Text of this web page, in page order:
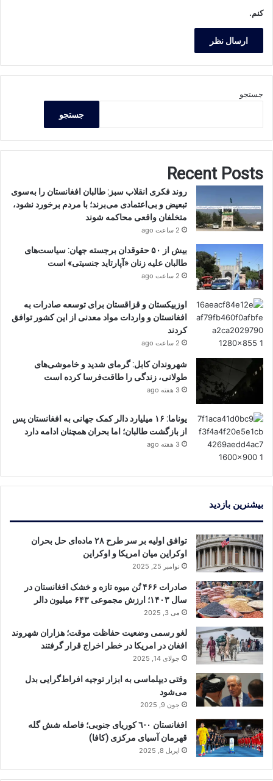
کنم.
جستجو
جستجو
Recent Posts
روند فکری انقلاب سبز: طالبان افغانستان را به‌سوی
تبعیض و بی‌اعتمادی می‌برند؛ با مردم برخورد نشود،
متخلفان واقعی محاکمه شوند
2 ساعت ago
بیش از ۵۰ حقوقدان برجسته جهان: سیاست‌های
طالبان علیه زنان «آپارتاید جنسیتی» است
2 ساعت ago
اوزبیکستان و قزاقستان برای توسعه صادرات به
افغانستان و واردات مواد معدنی از این کشور توافق
کردند
2 ساعت ago
شهروندان کابل: گرمای شدید و خاموشی‌های
طولانی، زندگی را طاقت‌فرسا کرده است
3 هفته ago
یوناما: ۱۶ میلیارد دالر کمک جهانی به افغانستان پس
از بازگشت طالبان؛ اما بحران همچنان ادامه دارد
3 هفته ago
بیشنرین بازدید
توافق اولیه بر سر طرح ۲۸ ماده‌ای حل بحران
اوکراین میان امریکا و اوکراین
نوامبر 25, 2025
صادرات ۴۶۶ تُن میوه تازه و خشک افغانستان در
سال ۱۴۰۳؛ ارزش مجموعی ۶۴۳ میلیون دالر
می 3, 2025
لغو رسمی وضعیت حفاظت موقت؛ هزاران شهروند
افغان در امریکا در خطر اخراج قرار گرفتند
جولای 14, 2025
وقتی دیپلماسی به ابزار توجیه افراط‌گرایی بدل
می‌شود
جون 9, 2025
افغانستان ٠-٦ کوریای جنوبی؛ فاصله شش گله
قهرمان آسیای مرکزی (کافا)
اپریل 8, 2025